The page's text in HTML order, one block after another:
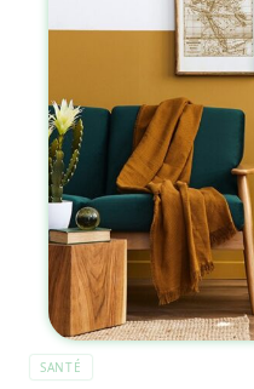
SANTÉ